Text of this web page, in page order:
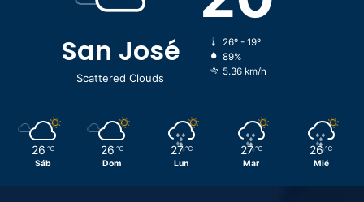
San José
Scattered Clouds
26º - 19º
89%
5.36 km/h
26 ℃
Sáb
26 ℃
Dom
27 ℃
Lun
27 ℃
Mar
26 ℃
Mié